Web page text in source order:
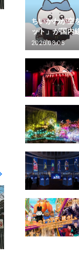
ちいかわが空
ット」が国内
2026.08.05